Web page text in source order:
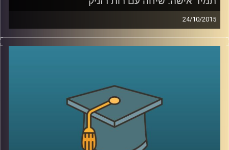
24/10/2015
רות רזניק, מייסדת ויושבת ראש עמותת לא
בעשייה למען נשים במעגל האלימות ושזורים
בשירים והגיגים שכתבה, שיראו אור בספרה
"להיות אישה". תכנית מיוחדת לקראת
היום הבינלאומי למיגור האלימות נגד נשים